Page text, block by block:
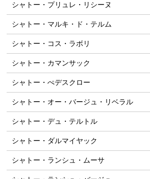
シャトー・プリュレ・リシーヌ
シャトー・マルキ・ド・テルム
シャトー・コス・ラボリ
シャトー・カマンサック
シャトー・ぺデスクロー
シャトー・オー・バージュ・リベラル
シャトー・デュ・テルトル
シャトー・ダルマイヤック
シャトー・ランシュ・ムーサ